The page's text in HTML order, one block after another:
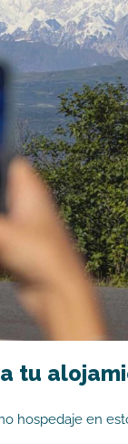
tu
hospedaje en